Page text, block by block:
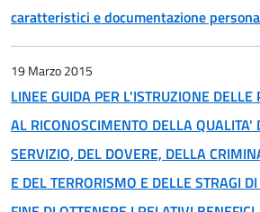
caratteristici e documentazione
19 Marzo 2015
LINEE GUIDA PER L'ISTRUZIONE DELLE
AL RICONOSCIMENTO DELLA QUALITA'
SERVIZIO, DEL DOVERE, DELLA
E DEL TERRORISMO E DELLE STRAGI